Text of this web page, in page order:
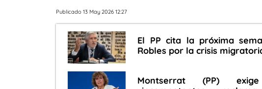
Publicado 13 May 2026 12:27
El PP cita la próxima
Robles por la crisis
Montserrat (PP)